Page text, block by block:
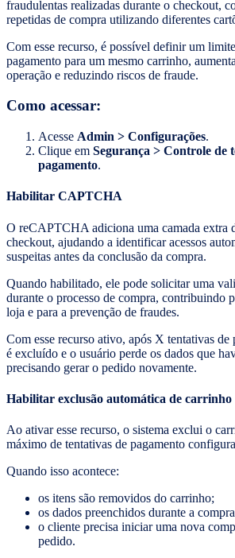
fraudulentas realizadas durante o checkout,
repetidas de compra utilizando diferentes
Com esse recurso, é possível definir um
pagamento para um mesmo carrinho,
operação e reduzindo riscos de fraude.
Como acessar:
Acesse Admin > Configurações.
Clique em Segurança > Controle de
pagamento.
Habilitar CAPTCHA
O reCAPTCHA adiciona uma camada extra
checkout, ajudando a identificar acessos
suspeitas antes da conclusão da compra.
Quando habilitado, ele pode solicitar uma
durante o processo de compra, contribuindo
loja e para a prevenção de fraudes.
Com esse recurso ativo, após X tentativas de
é excluído e o usuário perde os dados que
precisando gerar o pedido novamente.
Habilitar exclusão automática de carrinho
Ao ativar esse recurso, o sistema exclui o
máximo de tentativas de pagamento
Quando isso acontece:
os itens são removidos do carrinho;
os dados preenchidos durante a
o cliente precisa iniciar uma nova
pedido.